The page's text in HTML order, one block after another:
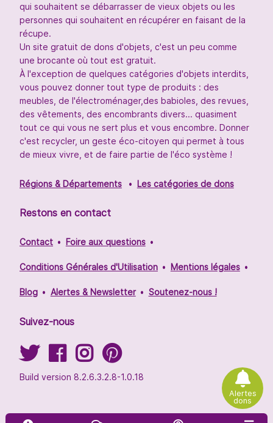
Alertes
dons
qui souhaitent se débarrasser de vieux objets ou les
personnes qui souhaitent en récupérer en faisant de la
récupe.
Un site gratuit de dons d'objets, c'est un peu comme
une brocante où tout est gratuit.
À l'exception de quelques catégories d'objets interdits,
vous pouvez donner tout type de produits : des
meubles, de l'électroménager,des babioles, des revues,
des vêtements, des encombrants divers... quasiment
tout ce qui vous ne sert plus et vous encombre. Donner
c'est recycler, un geste éco-citoyen qui permet à tous
de mieux vivre, et de faire partie de l'éco système !
Régions & Départements Les catégories de dons
Restons en contact
Contact Foire aux questions
Conditions Générales d'Utilisation Mentions légales
Blog Alertes & Newsletter Soutenez-nous !
Suivez-nous
Build version 8.2.6.3.2.8-1.0.18